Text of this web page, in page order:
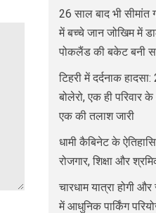
26 साल बाद भी सीमांत
में बच्चे जान जोखिम में
पोकलैंड की बकेट बनी
टिहरी में दर्दनाक
बोलेरो, एक ही परिवार
एक की तलाश जारी
धामी कैबिनेट के
रोजगार, शिक्षा और
चारधाम यात्रा होगी
में आधुनिक पार्किंग